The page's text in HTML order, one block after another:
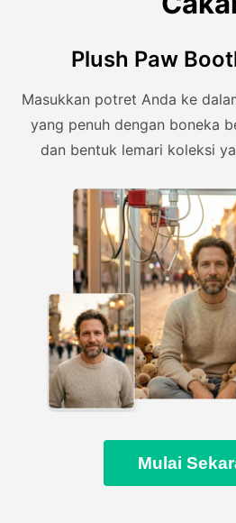
Plush Paw
Masukkan potret Anda ke
yang penuh dengan boneka
dan bentuk lemari koleksi
Mulai